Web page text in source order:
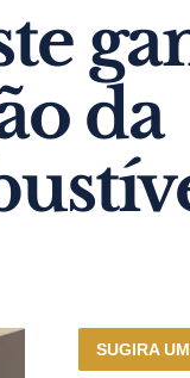
da
SUGIRA